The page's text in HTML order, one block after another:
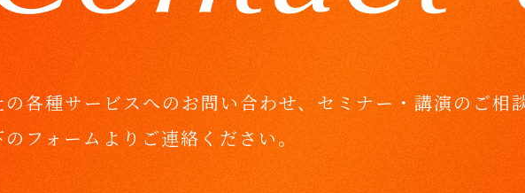
の各種サービスへのお問い合わせ、セミナー・講演のご相
のフォームよりご連絡ください。